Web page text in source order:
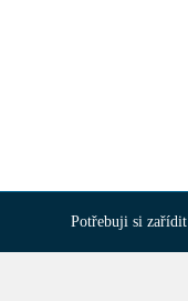
Potřebuji si zařídit